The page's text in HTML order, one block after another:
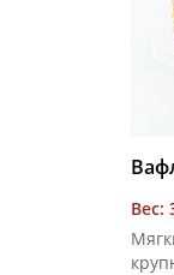
Вес: